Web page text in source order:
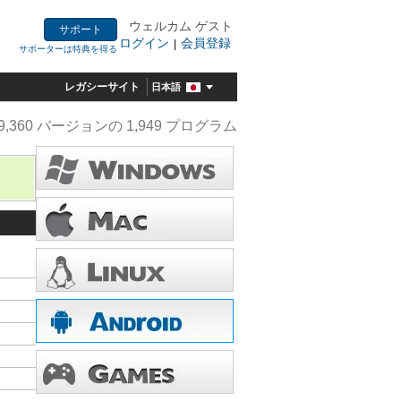
サポート
サポーターは特典を得る
ウェルカム ゲスト
ログイン | 会員登録
レガシーサイト 日本語
バージョンの 1,949 プログラム